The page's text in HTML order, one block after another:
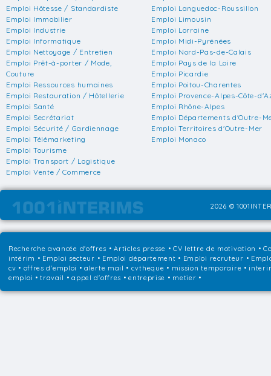
Emploi Hôtesse / Standardiste
Emploi Immobilier
Emploi Industrie
Emploi Informatique
Emploi Nettoyage / Entretien
Emploi Prêt-à-porter / Mode,
Couture
Emploi Ressources humaines
Emploi Restauration / Hôtellerie
Emploi Santé
Emploi Secrétariat
Emploi Sécurité / Gardiennage
Emploi Télémarketing
Emploi Tourisme
Emploi Transport / Logistique
Emploi Vente / Commerce
Emploi Languedoc-Roussillon
Emploi Limousin
Emploi Lorraine
Emploi Midi-Pyrénées
Emploi Nord-Pas-de-Calais
Emploi Pays de la Loire
Emploi Picardie
Emploi Poitou-Charentes
Emploi Provence-Alpes-Côte-
Emploi Rhône-Alpes
Emploi Départements d'Outre-
Emploi Territoires d'Outre-Mer
Emploi Monaco
2026 ©
Recherche avancée d'offres •Articles presse • CV lettre de motivation •
intérim • Emploi secteur • Emploi département • Emploi recruteur •
cv • offres d'emploi • alerte mail • cvtheque • mission temporaire •
emploi • travail • appel d'offres • entreprise • metier •